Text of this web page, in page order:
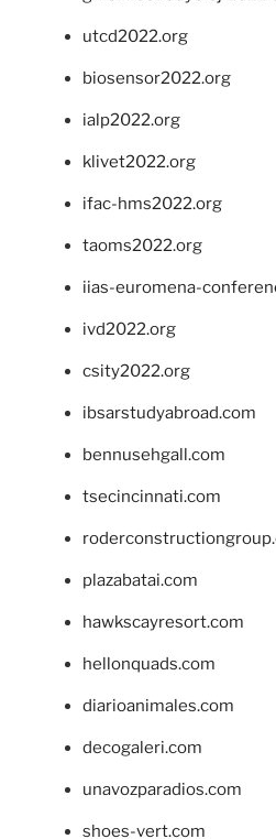
utcd2022.org
biosensor2022.org
ialp2022.org
klivet2022.org
ifac-hms2022.org
taoms2022.org
iias-euromena-
ivd2022.org
csity2022.org
ibsarstudyabroad.com
bennusehgall.com
tsecincinnati.com
plazabatai.com
hawkscayresort.com
hellonquads.com
diarioanimales.com
decogaleri.com
unavozparadios.com
shoes-vert.com